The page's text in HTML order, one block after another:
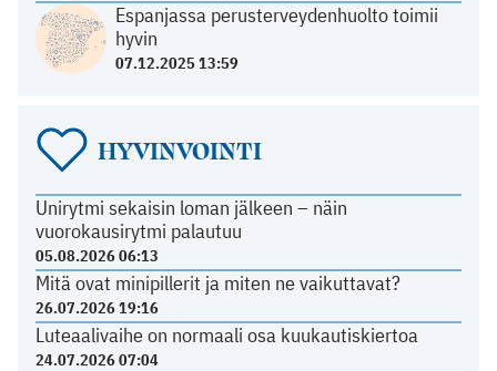
Espanjassa perusterveydenhuolto toimii
hyvin
07.12.2025 13:59
HYVINVOINTI
Unirytmi sekaisin loman jälkeen – näin
vuorokausirytmi palautuu
05.08.2026 06:13
Mitä ovat minipillerit ja miten ne vaikuttavat?
26.07.2026 19:16
Luteaalivaihe on normaali osa kuukautiskiertoa
24.07.2026 07:04